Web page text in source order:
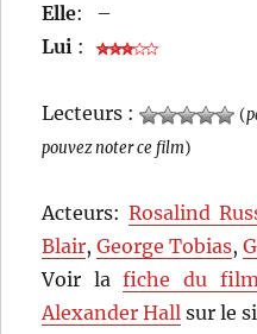
Elle:
–
Lui :
Lecteurs : (
pouvez noter ce film)
Acteurs: Rosalind
Blair,George Tobias,
Voir lafiche du
Alexander Hall sur le